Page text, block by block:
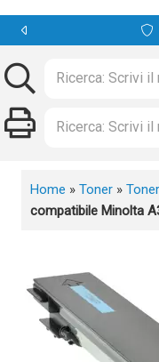
Home » Toner »
compatibile Minolta